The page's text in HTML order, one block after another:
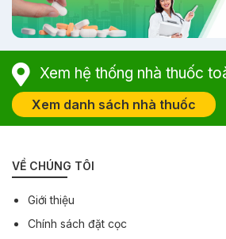
Xem hệ thống nhà thuốc
Xem danh sách nhà thuốc
VỀ CHÚNG TÔI
Giới thiệu
Chính sách đặt cọc